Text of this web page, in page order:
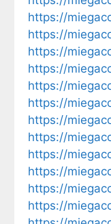
https://
https://
https://
https://
https://
https://
https://
https://
https://
https://
https://
https://